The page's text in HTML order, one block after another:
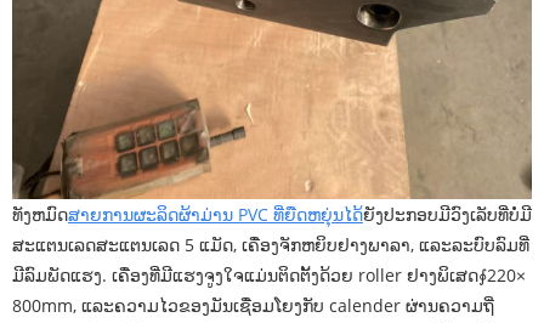
ທັງຫມົດສາຍການຜະລິດຜ້າມ່ານ PVC ທີ່ຍືດຫຍຸ່ນໄດ້ຍັງປະກອບມີວົງເລັບທີ່ບໍ່ມີ
ສະແຕນເລດສະແຕນເລດ 5 ແມັດ, ເຄື່ອງຈັກຫຍິບຢາງພາລາ, ແລະລະບົບລົມທີ່
ມີລົມພັດແຮງ. ເຄື່ອງທີ່ມີແຮງຈູງໃຈແມ່ນຕິດຕັ້ງດ້ວຍ roller ຢາງພິເສດ∮220×
800mm, ແລະຄວາມໄວຂອງມັນເຊື່ອມໂຍງກັບ calender ຜ່ານຄວາມຖີ່